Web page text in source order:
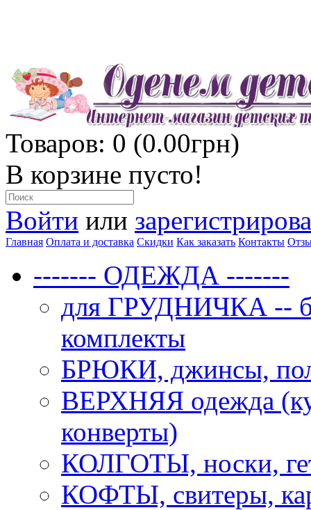
Товаров: 0 (0.00грн)
В корзине пусто!
Войти или
Главная Оплата и доставка Скидки Как заказать Контакты
------- ОДЕЖДА -------
для ГРУДНИЧКА --
комплекты
БРЮКИ, джинсы,
ВЕРХНЯЯ одежда
конверты)
КОЛГОТЫ, носки,
КОФТЫ, свитеры,